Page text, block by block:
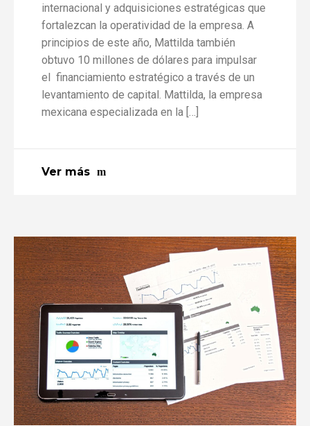
internacional y adquisiciones estratégicas que
fortalezcan la operatividad de la empresa. A
principios de este año, Mattilda también
obtuvo 10 millones de dólares para impulsar
el financiamiento estratégico a través de un
levantamiento de capital. Mattilda, la empresa
mexicana especializada en la […]
Ver más